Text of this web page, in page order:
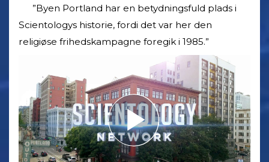
”Byen Portland har en betydningsfuld plads i
Scientologys historie, fordi det var her den
religiøse frihedskampagne foregik i 1985.”